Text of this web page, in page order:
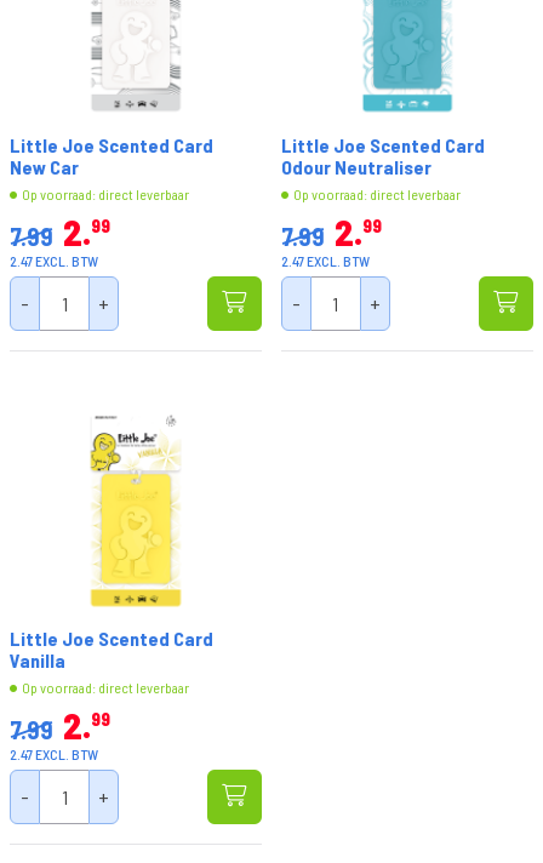
Little Joe Scented Card
New Car
Op voorraad: direct leverbaar
7.99 2 99
2.47 EXCL. BTW
- +
Little Joe Scented Card
Odour Neutraliser
Op voorraad: direct leverbaar
7.99 2 99
2.47 EXCL. BTW
- +
Little Joe Scented Card
Vanilla
Op voorraad: direct leverbaar
7.99 2 99
2.47 EXCL. BTW
- +